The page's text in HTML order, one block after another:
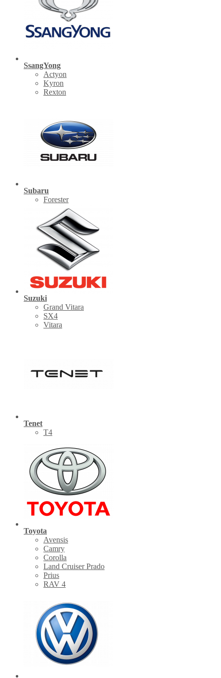
SsangYong
Actyon
Kyron
Rexton
Subaru
Forester
Suzuki
Grand Vitara
SX4
Vitara
Tenet
Т4
Toyota
Avensis
Camry
Corolla
Land Cruiser Prado
Prius
RAV 4